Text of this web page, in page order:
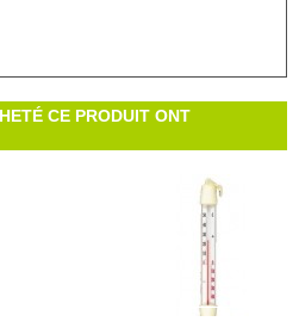
CE PRODUIT ONT